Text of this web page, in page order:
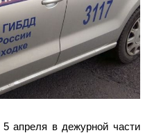
апреля в дежурной части